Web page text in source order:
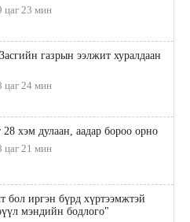
цаг 23 мин
газрын ээлжит хуралдаан
цаг 24 мин
28 хэм дулаан, аадар бороо орно
цаг 21 мин
бол иргэн бүрд хүртээмжтэй
мэндийн бодлого"